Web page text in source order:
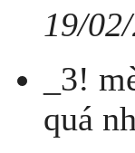
19/
_3!
quá